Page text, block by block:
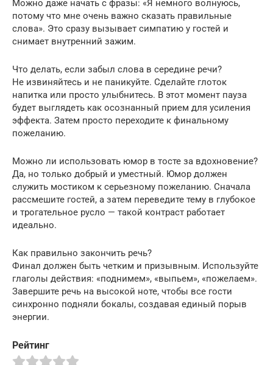
Можно даже начать с фразы: «Я немного волнуюсь,
потому что мне очень важно сказать правильные
слова». Это сразу вызывает симпатию у гостей и
снимает внутренний зажим.
Что делать, если забыл слова в середине речи?
Не извиняйтесь и не паникуйте. Сделайте глоток
напитка или просто улыбнитесь. В этот момент пауза
будет выглядеть как осознанный прием для усиления
эффекта. Затем просто переходите к финальному
пожеланию.
Можно ли использовать юмор в тосте за вдохновение?
Да, но только добрый и уместный. Юмор должен
служить мостиком к серьезному пожеланию. Сначала
рассмешите гостей, а затем переведите тему в глубокое
и трогательное русло — такой контраст работает
идеально.
Как правильно закончить речь?
Финал должен быть четким и призывным. Используйте
глаголы действия: «поднимем», «выпьем», «пожелаем».
Завершите речь на высокой ноте, чтобы все гости
синхронно подняли бокалы, создавая единый порыв
энергии.
Рейтинг